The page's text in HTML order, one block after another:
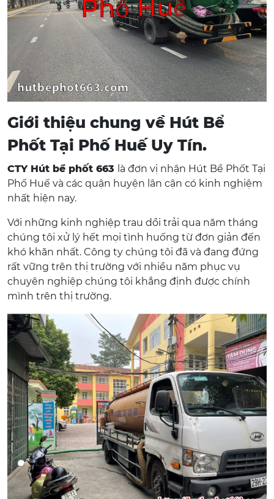
Giới thiệu chung về Hút Bể
Phốt Tại Phố Huế Uy Tín.
CTY Hút bể phốt 663 là đơn vị nhận Hút Bể Phốt Tại
Phố Huế và các quận huyện lân cận có kinh nghiệm
nhất hiện nay.
Với những kinh nghiệp trau dồi trải qua năm tháng
chúng tôi xử lý hết mọi tình huống từ đơn giản đến
khó khăn nhất. Công ty chúng tôi đã và đang đứng
rất vững trên thị trường với nhiều năm phục vụ
chuyên nghiệp chúng tôi khẳng định được chính
mình trên thị trường.